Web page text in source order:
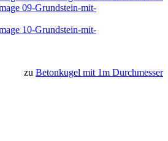
zu Betonkugel mit 1m Durchmesser